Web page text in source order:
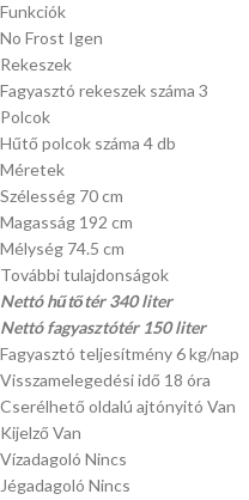
Funkciók
No Frost Igen
Rekeszek
Fagyasztó rekeszek száma 3
Polcok
Hűtő polcok száma 4 db
Méretek
Szélesség 70 cm
Magasság 192 cm
Mélység 74.5 cm
További tulajdonságok
Nettó hűtőtér 340 liter
Nettó fagyasztótér 150 liter
Fagyasztó teljesítmény 6 kg/nap
Visszamelegedési idő 18 óra
Cserélhető oldalú ajtónyitó Van
Kijelző Van
Vízadagoló Nincs
Jégadagoló Nincs